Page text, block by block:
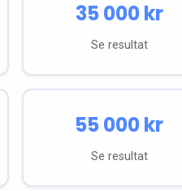
35 000kr
Se resultat
55 000kr
Se resultat